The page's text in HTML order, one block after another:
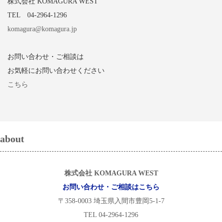
TEL 04-2964-1296
komagura@komagura.jp
お問い合わせ・ご相談は
お気軽にお問い合わせください
こちら
about
株式会社 KOMAGURA WEST
お問い合わせ・ご相談はこちら
〒358-0003 埼玉県入間市豊岡5-1-7
TEL 04-2964-1296